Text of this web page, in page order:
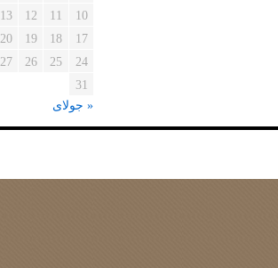
10
11
12
13
17
18
19
20
24
25
26
27
31
« جولای